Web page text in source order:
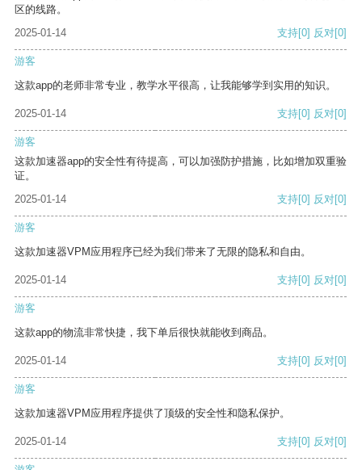
区的线路。
2025-01-14
支持[0] 反对[0]
游客
这款app的老师非常专业，教学水平很高，让我能够学到实用的知识。
2025-01-14 支持[0] 反对[0]
游客
这款加速器app的安全性有待提高，可以加强防护措施，比如增加双重验
证。
2025-01-14
支持[0] 反对[0]
游客
这款加速器VPM应用程序已经为我们带来了无限的隐私和自由。
2025-01-14 支持[0] 反对[0]
游客
这款app的物流非常快捷，我下单后很快就能收到商品。
2025-01-14 支持[0] 反对[0]
游客
这款加速器VPM应用程序提供了顶级的安全性和隐私保护。
2025-01-14 支持[0] 反对[0]